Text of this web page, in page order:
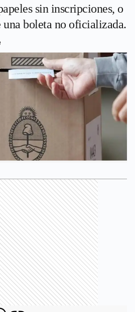
sin inscripciones, o
boleta no oficializada.